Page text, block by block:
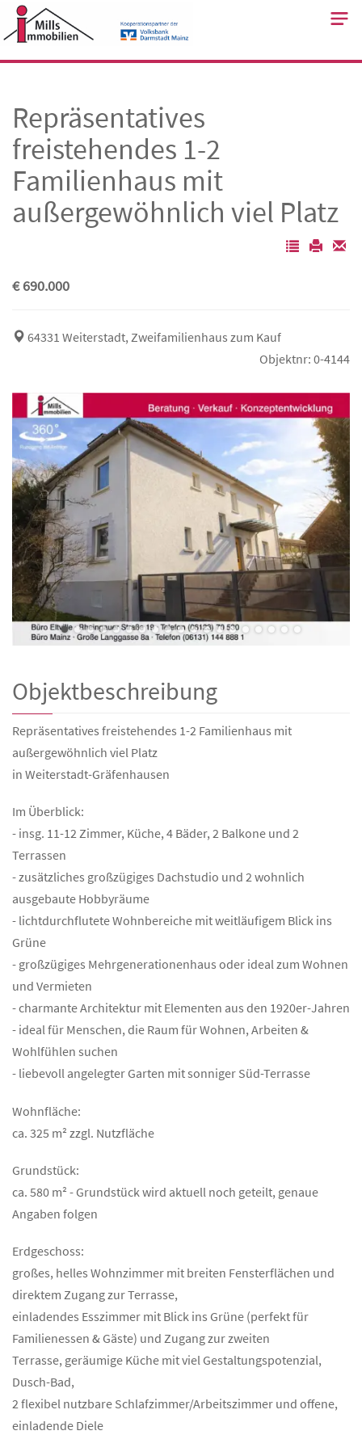
Skip
to
Repräsentatives
freistehendes 1-2
Familienhaus mit
außergewöhnlich viel Platz
€ 690.000
64331 Weiterstadt, Zweifamilienhaus zum Kauf
Objektnr: 0-4144
Objektbeschreibung
Repräsentatives freistehendes 1-2 Familienhaus mit
außergewöhnlich viel Platz
in Weiterstadt-Gräfenhausen
Im Überblick:
- insg. 11-12 Zimmer, Küche, 4 Bäder, 2 Balkone und 2
Terrassen
- zusätzliches großzügiges Dachstudio und 2 wohnlich
ausgebaute Hobbyräume
- lichtdurchflutete Wohnbereiche mit weitläufigem Blick ins
Grüne
- großzügiges Mehrgenerationenhaus oder ideal zum Wohnen
und Vermieten
- charmante Architektur mit Elementen aus den 1920er-Jahren
- ideal für Menschen, die Raum für Wohnen, Arbeiten &
Wohlfühlen suchen
- liebevoll angelegter Garten mit sonniger Süd-Terrasse
Wohnfläche:
ca. 325 m² zzgl. Nutzfläche
Grundstück:
ca. 580 m² - Grundstück wird aktuell noch geteilt, genaue
Angaben folgen
Erdgeschoss:
großes, helles Wohnzimmer mit breiten Fensterflächen und
direktem Zugang zur Terrasse,
einladendes Esszimmer mit Blick ins Grüne (perfekt für
Familienessen & Gäste) und Zugang zur zweiten
Terrasse, geräumige Küche mit viel Gestaltungspotenzial,
Dusch-Bad,
2 flexibel nutzbare Schlafzimmer/Arbeitszimmer und offene,
einladende Diele